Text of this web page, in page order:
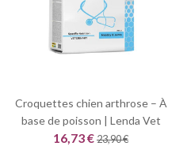
Croquettes chien arthrose – À
base de poisson | Lenda Vet
16,73 €23,90 €